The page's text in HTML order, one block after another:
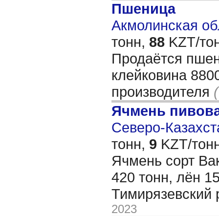
Пшеница
Акмолинская
тонн, 88 KZT/
Продаётся
клейковина
производителя
Ячмень
Северо-
тонн, 9 KZT/
Ячмень сорт
420 тонн, лён
Тимирязевский
2023